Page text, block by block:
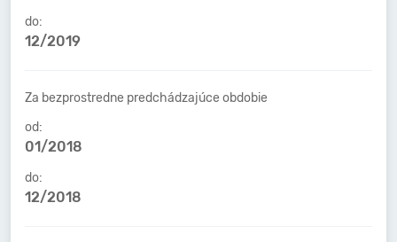
do:
12/2019
Za bezprostredne predchádzajúce obdobie
od:
01/2018
do:
12/2018